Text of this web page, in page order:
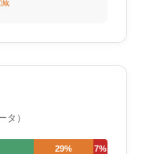
タ）
29% 7%